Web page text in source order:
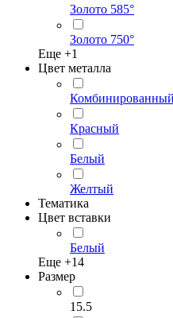
Золото 585°
Золото 750°
Еще +1
Цвет металла
Комбинированный
Красный
Белый
Желтый
Тематика
Цвет вставки
Белый
Еще +14
Размер
15.5